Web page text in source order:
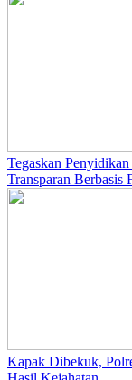
Tegaskan
Transparan Berbasis
Kapak Dibekuk,